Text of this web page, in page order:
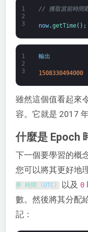
1
2
3
// 獲取當前時間
now.getTime( ) ;
1
2
3
輸出
1508330494000
雖然這個值看起來
容。它就是 2017
什麼是 Epoch
下一個要學習的概
您可以將其更好地
界 時間 ( UTC) 以及 0
數。然後將其分配
記：